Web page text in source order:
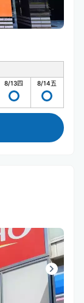
8/13四 8/14五